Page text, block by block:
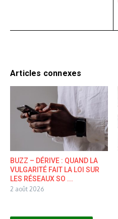
Articles connexes
BUZZ – DÉRIVE : QUAND LA
VULGARITÉ FAIT LA LOI SUR
LES RÉSEAUX SO ...
2 août 2026